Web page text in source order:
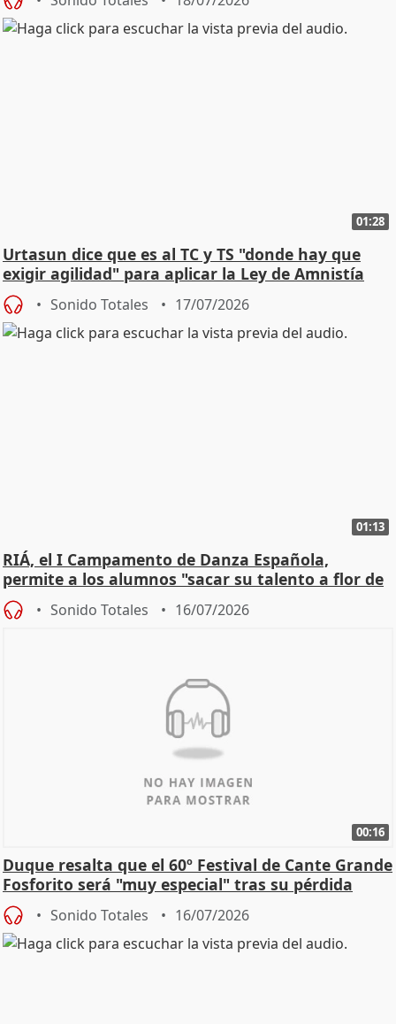
01:28
Urtasun dice que es al TC y TS "donde hay que
exigir agilidad" para aplicar la Ley de Amnistía
Sonido Totales 17/07/2026
01:13
RIÁ, el I Campamento de Danza Española,
permite a los alumnos "sacar su talento a flor de
piel"
Sonido Totales 16/07/2026
00:16
Duque resalta que el 60º Festival de Cante Grande
Fosforito será "muy especial" tras su pérdida
Sonido Totales 16/07/2026